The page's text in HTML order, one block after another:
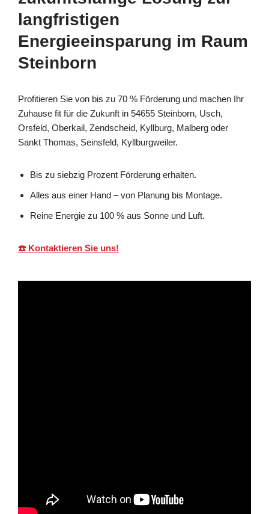
langfristigen
Energieeinsparung im Raum
Steinborn
Profitieren Sie von bis zu 70 % Förderung und machen Ihr
Zuhause fit für die Zukunft in 54655 Steinborn, Usch,
Orsfeld, Oberkail, Zendscheid, Kyllburg, Malberg oder
Sankt Thomas, Seinsfeld, Kyllburgweiler.
Bis zu siebzig Prozent Förderung erhalten.
Alles aus einer Hand – von Planung bis Montage.
Reine Energie zu 100 % aus Sonne und Luft.
☎️ Kontaktieren Sie uns!